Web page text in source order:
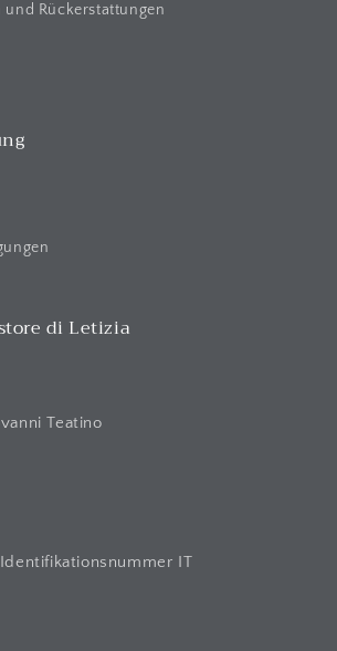
und Rückerstattungen
di Letizia
Teatino
IT